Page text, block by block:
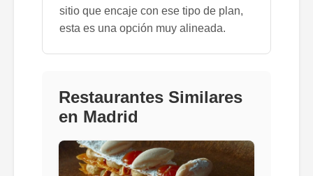
sitio que encaje con ese tipo de plan,
esta es una opción muy alineada.
Restaurantes Similares
en Madrid